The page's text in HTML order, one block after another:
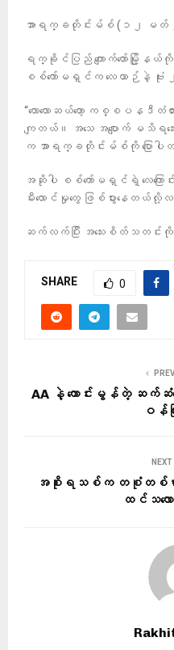
အာရက္ခတိုင်းမ်စ် (၁၂ မ
ရက္ခိုင်ပြည် ကျောက်တော်မြို့န
စစ်ကော်မရှင်က လေယာဉ်နဲ့ ဗုံ
“လောလောဆယ်တော့ ကစ္စပနဒီတံတာ
ကျတယ်။ အသေ အပျောက် မသိရသေ
က အာရက္ခတိုင်းမ်စ်ကို ပြောပါ
အဆိုပါ စစ်ကော်မရှင်ရဲ့ လေကြောင်း ဗုံ
မီးလောင်မှုတွေ ဖြစ်ပွားနေတယ်
ဆက်လက်ပြီး အသေးစိတ်သတင်း
SHARE 0
AA နဲ့ ကောင်းမွန်တဲ့ ဆက်ဆံ
ဝန်က
အစိုးရသစ်က တစုံတစ်ရ
ထင်သလ